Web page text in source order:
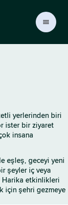
yerlerinden biri
ister bir ziyaret
insana
eşleş, geceyi yeni
şeyler iç veya
Harika etkinlikleri
için şehri gezmeye